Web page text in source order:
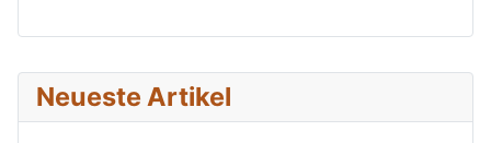
Neueste Artikel